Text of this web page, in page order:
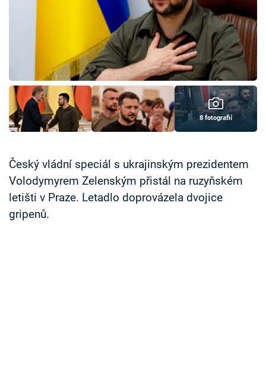
TV Program
Sledujte prima+
Přihlášení
Sledujte nás
8 fotografií
Český vládní speciál s ukrajinským prezidentem
Volodymyrem Zelenským přistál na ruzyňském
letišti v Praze. Letadlo doprovázela dvojice
gripenů.